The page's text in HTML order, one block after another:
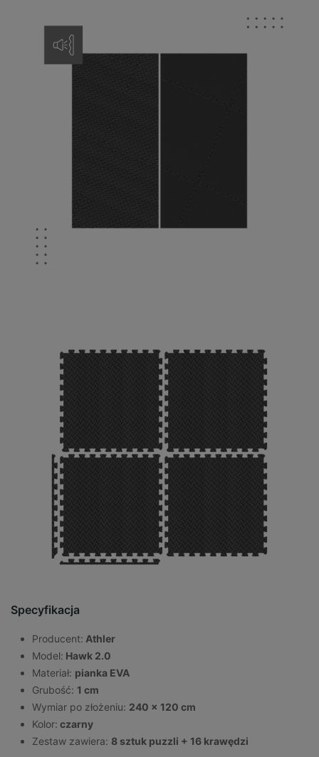
Specyfikacja
Producent: Athler
Model: Hawk 2.0
Materiał: pianka EVA
Grubość: 1 cm
Wymiar po złożeniu: 240 x 120 cm
Kolor: czarny
Zestaw zawiera: 8 sztuk puzzli + 16 krawędzi